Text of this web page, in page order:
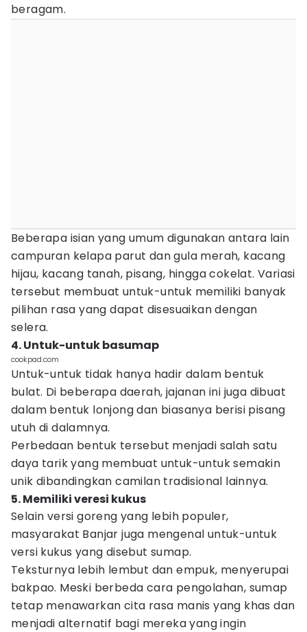
beragam.
Beberapa isian yang umum digunakan antara lain
campuran kelapa parut dan gula merah, kacang
hijau, kacang tanah, pisang, hingga cokelat. Variasi
tersebut membuat untuk-untuk memiliki banyak
pilihan rasa yang dapat disesuaikan dengan
selera.
4. Untuk-untuk basumap
cookpad.com
Untuk-untuk tidak hanya hadir dalam bentuk
bulat. Di beberapa daerah, jajanan ini juga dibuat
dalam bentuk lonjong dan biasanya berisi pisang
utuh di dalamnya.
Perbedaan bentuk tersebut menjadi salah satu
daya tarik yang membuat untuk-untuk semakin
unik dibandingkan camilan tradisional lainnya.
5. Memiliki veresi kukus
Selain versi goreng yang lebih populer,
masyarakat Banjar juga mengenal untuk-untuk
versi kukus yang disebut sumap.
Teksturnya lebih lembut dan empuk, menyerupai
bakpao. Meski berbeda cara pengolahan, sumap
tetap menawarkan cita rasa manis yang khas dan
menjadi alternatif bagi mereka yang ingin